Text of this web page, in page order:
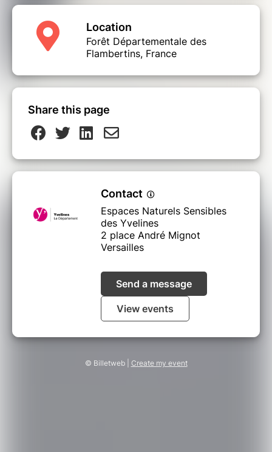
Location
Forêt Départementale des
Flambertins, France
Share this page
Contact
Espaces Naturels Sensibles
des Yvelines
2 place André Mignot
Versailles
Send a message
View events
© Billetweb | Create my event